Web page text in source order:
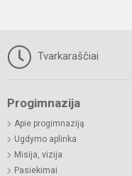
Tvarkaraščiai
Progimnazija
Apie progimnaziją
Ugdymo aplinka
Misija, vizija
Pasiekimai